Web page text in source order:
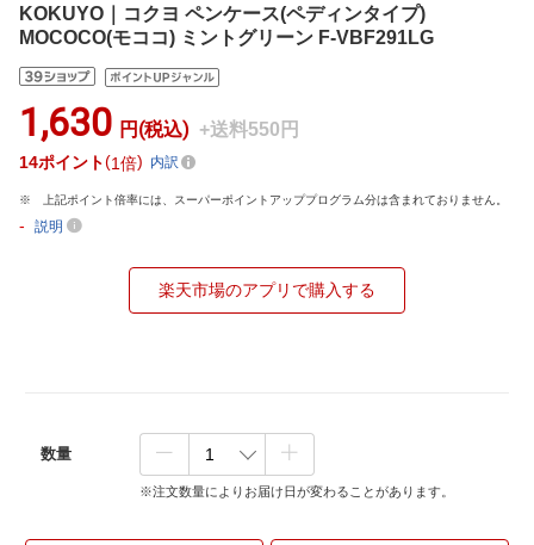
KOKUYO｜コクヨ ペンケース(ペディンタイプ)
MOCOCO(モココ) ミントグリーン F-VBF291LG
1,630 円(税込) +送料550円
14ポイント 1倍 内訳
上記ポイント倍率には、スーパーポイントアッププログラム分は含まれておりません。
- 説明
楽天市場のアプリで購入する
数量
※注文数量によりお届け日が変わることがあります。